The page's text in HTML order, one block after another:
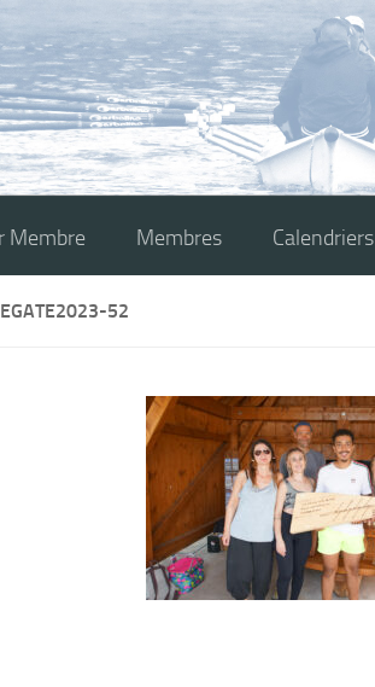
Membre Membres Calendriers
52